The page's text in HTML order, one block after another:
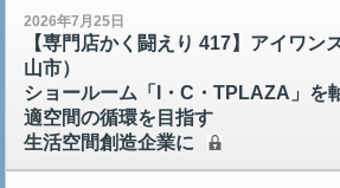
2026年7月25日
【専門店かく闘えり 417】アイワン
山市）
ショールーム「I・C・TPLAZA」を
適空間の循環を目指す
生活空間創造企業に